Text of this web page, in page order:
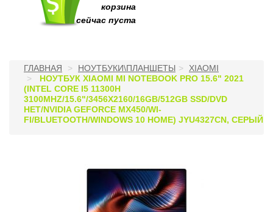
корзина
сейчас пуста
ГЛАВНАЯ НОУТБУКИ\ПЛАНШЕТЫ
XIAOMI
НОУТБУК XIAOMI MI NOTEBOOK PRO 15.6" 2021
(INTEL CORE I5 11300H
3100MHZ/15.6"/3456X2160/16GB/512GB SSD/DVD
НЕТ/NVIDIA GEFORCE MX450/WI-
FI/BLUETOOTH/WINDOWS 10 HOME) JYU4327CN, СЕРЫЙ